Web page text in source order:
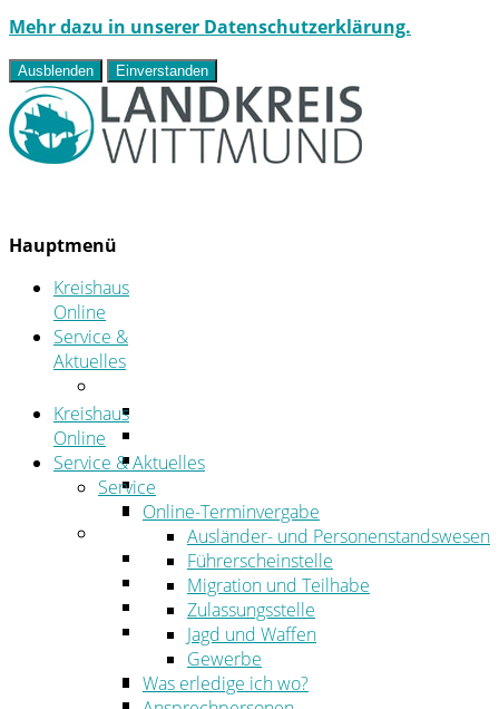
Mehr dazu in unserer Datenschutzerklärung.
Ausblenden Einverstanden
Hauptmenü
Kreishaus
Online
Service &
Aktuelles
Ansprechpersonen
Formulare
Öffnungszeiten
Aktuelles
Stellenangebote
Azubiportal
Pressemitteilungen
Bekanntmachungen & öffentliche
Zustellungen
Kehrbezirksausschreibungen
Kreishaus
Online
Service & Aktuelles
Service
Online-Terminvergabe
Ausländer- und Personenstandswesen
Führerscheinstelle
Migration und Teilhabe
Zulassungsstelle
Jagd und Waffen
Gewerbe
Was erledige ich wo?